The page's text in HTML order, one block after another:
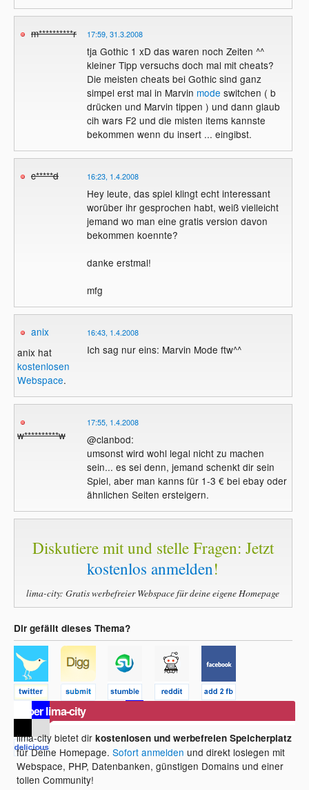
m**********r 17:59, 31.3.2008
tja Gothic 1 xD das waren noch Zeiten ^^
kleiner Tipp versuchs doch mal mit cheats?
Die meisten cheats bei Gothic sind ganz
simpel erst mal in Marvin mode switchen ( b
drücken und Marvin tippen ) und dann glaub
cih wars F2 und die misten items kannste
bekommen wenn du insert ... eingibst.
c*****d 16:23, 1.4.2008
Hey leute, das spiel klingt echt interessant
worüber ihr gesprochen habt, weiß vielleicht
jemand wo man eine gratis version davon
bekommen koennte?
danke erstmal!
mfg
anix
anix hat
kostenlosen
Webspace.
16:43, 1.4.2008
Ich sag nur eins: Marvin Mode ftw^^
w**********w
17:55, 1.4.2008
@clanbod:
umsonst wird wohl legal nicht zu machen
sein... es sei denn, jemand schenkt dir sein
Spiel, aber man kanns für 1-3 € bei ebay oder
ähnlichen Seiten ersteigern.
Diskutiere mit und stelle Fragen: Jetzt
kostenlos anmelden!
lima-city: Gratis werbefreier Webspace für deine eigene Homepage
Dir gefällt dieses Thema?
Über lima-city
lima-city bietet dirkostenlosen und werbefreien Speicherplatz
für Deine Homepage.Sofort anmelden und direkt loslegen mit
Webspace, PHP, Datenbanken, günstigen Domains und einer
tollen Community!